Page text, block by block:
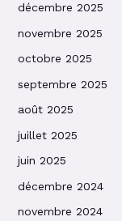
décembre 2025
novembre 2025
octobre 2025
septembre 2025
août 2025
juillet 2025
juin 2025
décembre 2024
novembre 2024